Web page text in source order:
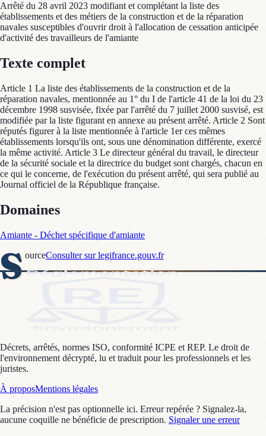
Arrêté du 28 avril 2023 modifiant et complétant la liste des
établissements et des métiers de la construction et de la réparation
navales susceptibles d'ouvrir droit à l'allocation de cessation anticipée
d'activité des travailleurs de l'amiante
Texte complet
Article 1 La liste des établissements de la construction et de la
réparation navales, mentionnée au 1° du I de l'article 41 de la loi du 23
décembre 1998 susvisée, fixée par l'arrêté du 7 juillet 2000 susvisé, est
modifiée par la liste figurant en annexe au présent arrêté. Article 2 Sont
réputés figurer à la liste mentionnée à l'article 1er ces mêmes
établissements lorsqu'ils ont, sous une dénomination différente, exercé
la même activité. Article 3 Le directeur général du travail, le directeur
de la sécurité sociale et la directrice du budget sont chargés, chacun en
ce qui le concerne, de l'exécution du présent arrêté, qui sera publié au
Journal officiel de la République française.
Domaines
Amiante - Déchet spécifique d'amiante
S ourceConsulter sur legifrance.gouv.fr
Décrets, arrêtés, normes ISO, conformité ICPE et REP. Le droit de
l'environnement décrypté, lu et traduit pour les professionnels et les
juristes.
À proposMentions légales
La précision n'est pas optionnelle ici. Erreur repérée ? Signalez-la,
aucune coquille ne bénéficie de prescription. Signaler une erreur